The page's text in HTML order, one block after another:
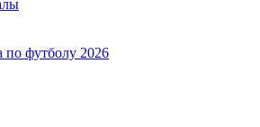
футболу 2026